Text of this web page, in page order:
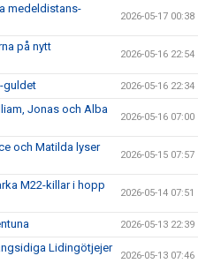
medeldistans-
2026-05-17 00:38
på nytt
2026-05-16 22:54
guldet 2026-05-16 22:34
Jonas och Alba
2026-05-16 07:00
och Matilda lyser
2026-05-15 07:57
M22-killar i hopp
2026-05-14 07:51
2026-05-13 22:39
Lidingötjejer
2026-05-13 07:46